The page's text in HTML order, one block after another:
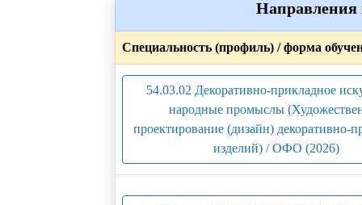
Направления
Специальность (профиль) / форма
54.03.02 Декоративно-прикладное
народные промыслы
проектирование (дизайн) декоративно-
изделий) / ОФО (2026)